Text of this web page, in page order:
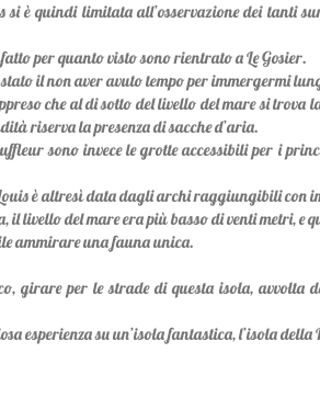
si è quindi limitata all’osservazione dei tanti
per quanto visto sono rientrato a Le Gosier.
il non aver avuto tempo per immergermi
che al di sotto del livello del mare si
riserva la presenza di sacche d’aria.
sono invece le grotte accessibili per i
è altresì data dagli archi raggiungibili con
il livello del mare era più basso di venti metri,
ammirare una fauna unica.
girare per le strade di questa isola,
esperienza su un’isola fantastica, l’isola